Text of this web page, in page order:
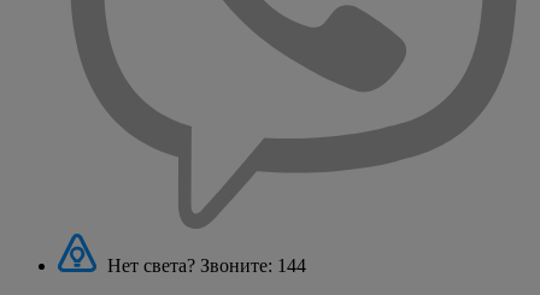
Нет света? Звоните: 144